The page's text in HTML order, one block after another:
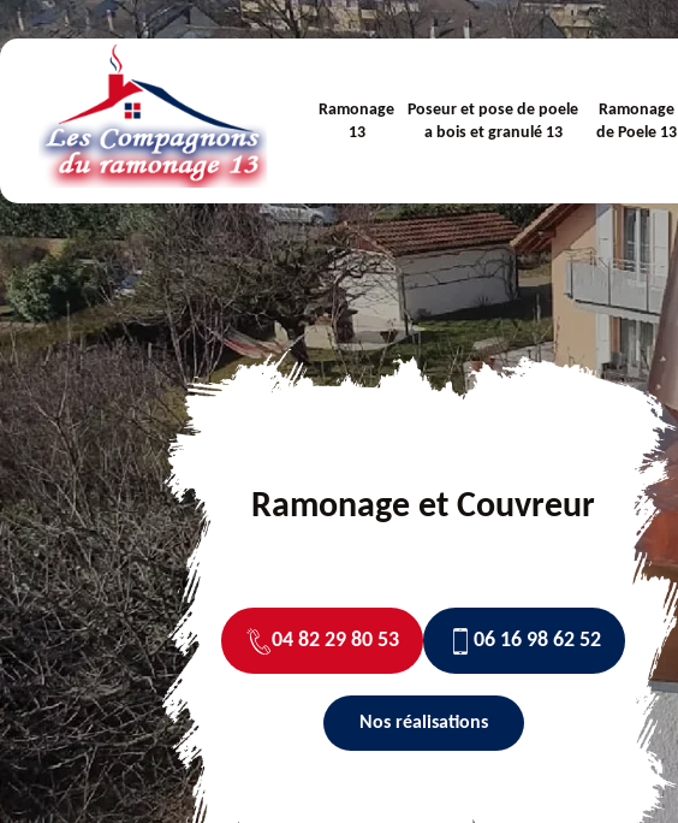
Ramonage
13
Poseur et pose de poele
a bois et granulé 13
Ramonage
de Poele 13
Ramonage et Couvreur
04 82 29 80 53 06 16 98 62 52
Nos réalisations